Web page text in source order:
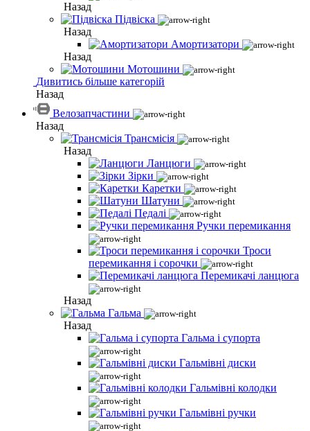
Назад
Підвіска
Назад
Амортизатори
Назад
Мотошини
Дивитись більше категорій
Назад
Велозапчастини
Назад
Трансмісія
Назад
Ланцюги
Зірки
Каретки
Шатуни
Педалі
Ручки перемикання
Троси
перемикання і сорочки
Перемикачі ланцюга
Назад
Гальма
Назад
Гальма і супорта
Гальмівні диски
Гальмівні колодки
Гальмівні ручки